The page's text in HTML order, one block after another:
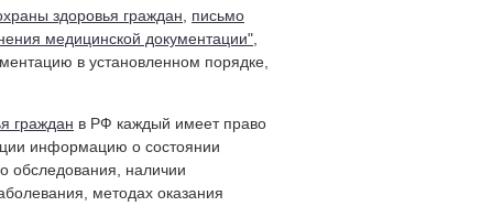
здоровья граждан, письмо
медицинской документации",
в установленном порядке,
граждан в РФ каждый имеет право
информацию о состоянии
обследования, наличии
методах оказания